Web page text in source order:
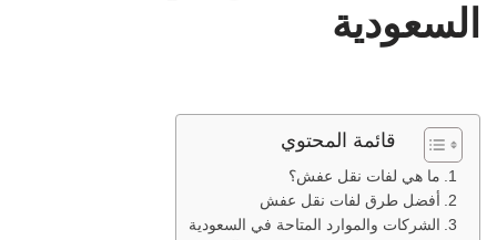
السعودية
قائمة المحتوي
ما هي لفات نقل عفش؟
أفضل طرق لفات نقل عفش
الشركات والموارد المتاحة في السعودية